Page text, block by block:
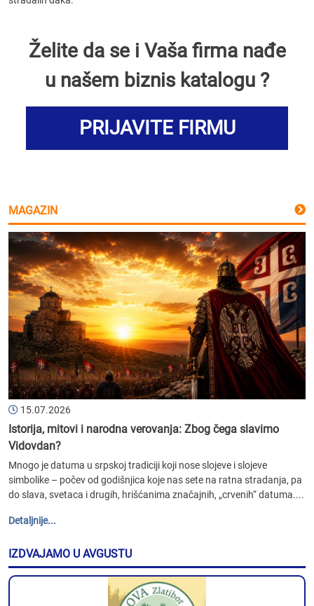
Želite da se i Vaša firma nađe
u našem biznis katalogu ?
PRIJAVITE FIRMU
MAGAZIN
15.07.2026
Istorija, mitovi i narodna verovanja: Zbog čega slavimo
Vidovdan?
Mnogo je datuma u srpskoj tradiciji koji nose slojeve i slojeve
simbolike – počev od godišnjica koje nas sete na ratna stradanja, pa
do slava, svetaca i drugih, hrišćanima značajnih, „crvenih“ datuma....
Detaljnije...
IZDVAJAMO U AVGUSTU